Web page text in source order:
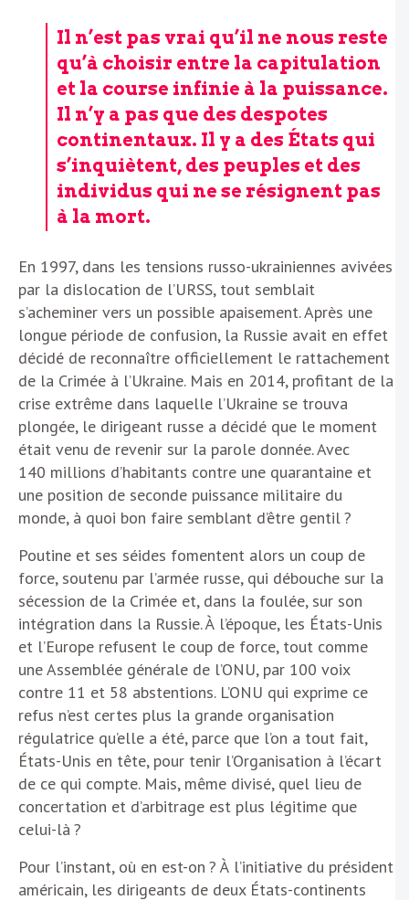
Il n’est pas vrai qu’il ne nous reste
qu’à choisir entre la capitulation
et la course infinie à la puissance.
Il n’y a pas que des despotes
continentaux. Il y a des États qui
s’inquiètent, des peuples et des
individus qui ne se résignent pas
à la mort.
En 1997, dans les tensions russo-ukrainiennes avivées
par la dislocation de l’URSS, tout semblait
s’acheminer vers un possible apaisement. Après une
longue période de confusion, la Russie avait en effet
décidé de reconnaître officiellement le rattachement
de la Crimée à l’Ukraine. Mais en 2014, profitant de la
crise extrême dans laquelle l’Ukraine se trouva
plongée, le dirigeant russe a décidé que le moment
était venu de revenir sur la parole donnée. Avec
140 millions d’habitants contre une quarantaine et
une position de seconde puissance militaire du
monde, à quoi bon faire semblant d’être gentil ?
Poutine et ses séides fomentent alors un coup de
force, soutenu par l’armée russe, qui débouche sur la
sécession de la Crimée et, dans la foulée, sur son
intégration dans la Russie. À l’époque, les États-Unis
et l’Europe refusent le coup de force, tout comme
une Assemblée générale de l’ONU, par 100 voix
contre 11 et 58 abstentions. L’ONU qui exprime ce
refus n’est certes plus la grande organisation
régulatrice qu’elle a été, parce que l’on a tout fait,
États-Unis en tête, pour tenir l’Organisation à l’écart
de ce qui compte. Mais, même divisé, quel lieu de
concertation et d’arbitrage est plus légitime que
celui-là ?
Pour l’instant, où en est-on ? À l’initiative du président
américain, les dirigeants de deux États-continents